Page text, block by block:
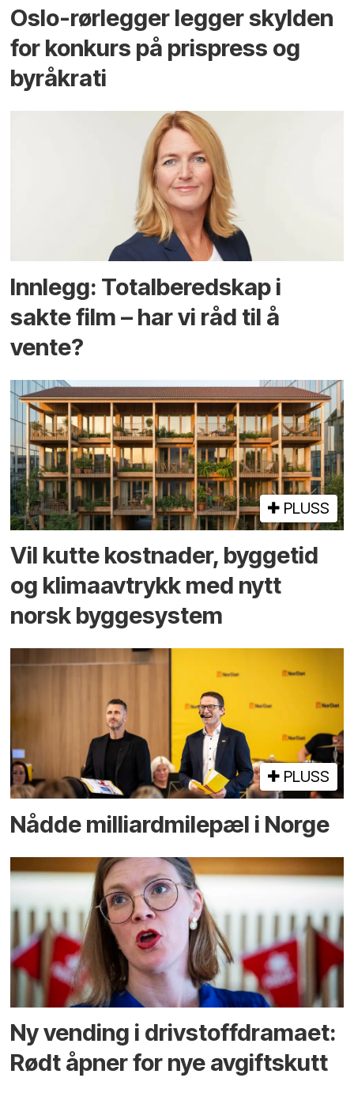
Oslo-rørlegger legger skylden
for konkurs på prispress og
byråkrati
Innlegg: Totalberedskap i
sakte film – har vi råd til å
vente?
PLUSS
Vil kutte kostnader, byggetid
og klima­avtrykk med nytt
norsk bygge­system
PLUSS
Nådde milliard­­milepæl i Norge
Ny vending i drivstoffdramaet:
Rødt åpner for nye avgiftskutt